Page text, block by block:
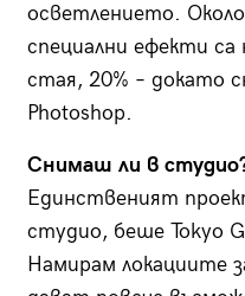
осветлението.
специални ефекти
стая, 20% – докато
Photoshop.
Снимаш ли в
Единственият
студио, беше Tokyo
Намирам локациите